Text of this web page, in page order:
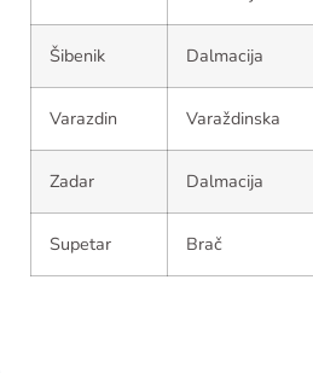
Šibenik Dalmacija
Varazdin Varaždinska
Zadar Dalmacija
Supetar Brač